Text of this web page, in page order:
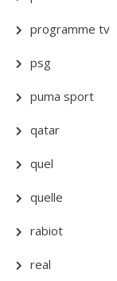
programme tv
psg
puma sport
qatar
quel
quelle
rabiot
real